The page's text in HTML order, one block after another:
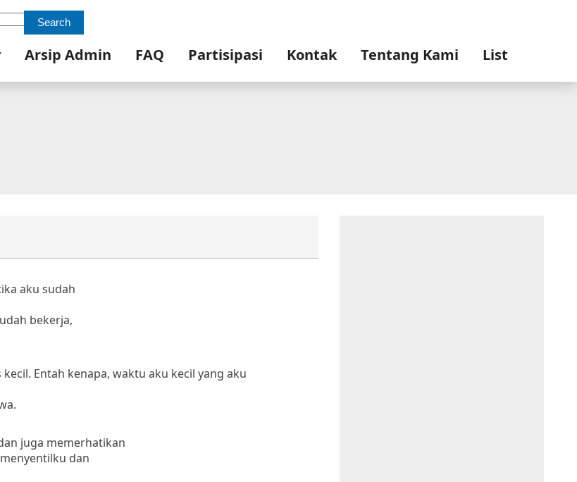
Search
Arsip Admin FAQ Partisipasi Kontak Tentang Kami List
aku sudah
bekerja,
Entah kenapa, waktu aku kecil yang aku
juga memerhatikan
dan